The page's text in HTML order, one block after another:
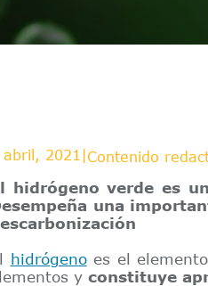
abril, 2021 Contenido
hidrógeno verde es
una
hidrógenoes el
y constituye